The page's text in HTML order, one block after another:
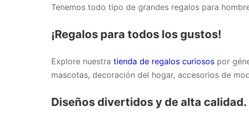
Tenemos todo tipo de grandes regalos para
¡Regalos para todos los gustos!
Explore nuestra tienda de regalos curiosos por
mascotas, decoración del hogar, accesorios de
Diseños divertidos y de alta calidad.